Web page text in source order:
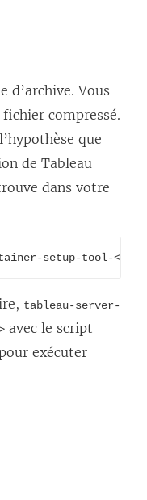
d’archive. Vous
compressé.
que
de Tableau
dans votre
setup-tool-
tableau-server-
avec le script
exécuter